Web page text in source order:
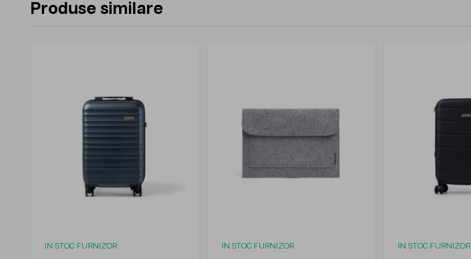
Produse similare
IN STOC FURNIZOR IN STOC FURNIZOR IN STOC FURNIZOR